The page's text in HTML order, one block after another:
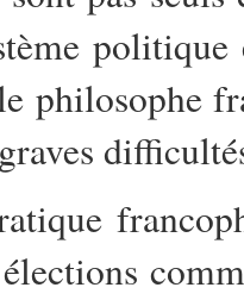
philosophe